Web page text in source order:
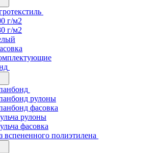
г/м2
г/м2
рулоны
фасовка
рулоны
фасовка
вспененного полиэтилена